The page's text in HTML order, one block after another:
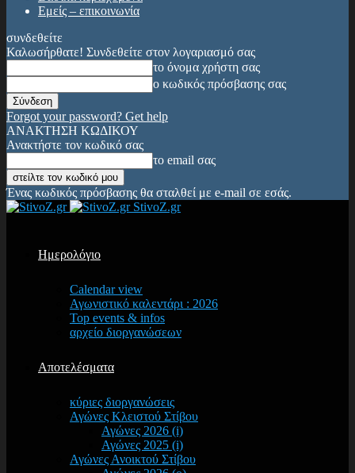
Εμείς – επικοινωνία
συνδεθείτε
Καλωσήρθατε! Συνδεθείτε στον λογαριασμό σας
το όνομα χρήστη σας
ο κωδικός πρόσβασης σας
Forgot your password? Get help
ΑΝΑΚΤΗΣΗ ΚΩΔΙΚΟΥ
Ανακτήστε τον κωδικό σας
το email σας
Ένας κωδικός πρόσβασης θα σταλθεί με e-mail σε εσάς.
StivoZ.gr
Ημερολόγιο
Calendar view
Αγωνιστικό καλεντάρι : 2026
Top events & infos
αρχείο διοργανώσεων
Αποτελέσματα
κύριες διοργανώσεις
Αγώνες Κλειστού Στίβου
Αγώνες 2026 (i)
Αγώνες 2025 (i)
Αγώνες Ανοικτού Στίβου